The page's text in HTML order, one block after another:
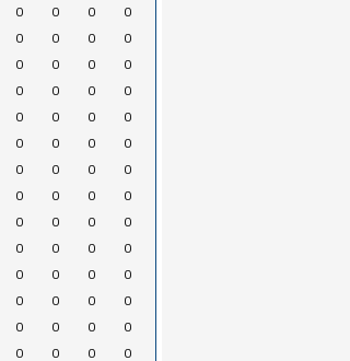
0 0 0
0
0 0 0
0
0 0 0
0
0 0 0
0
0 0 0
0
0 0 0
0
0 0 0
0
0 0 0
0
0 0 0
0
0 0 0
0
0 0 0
0
0 0 0
0
0 0 0
0
0 0 0 0